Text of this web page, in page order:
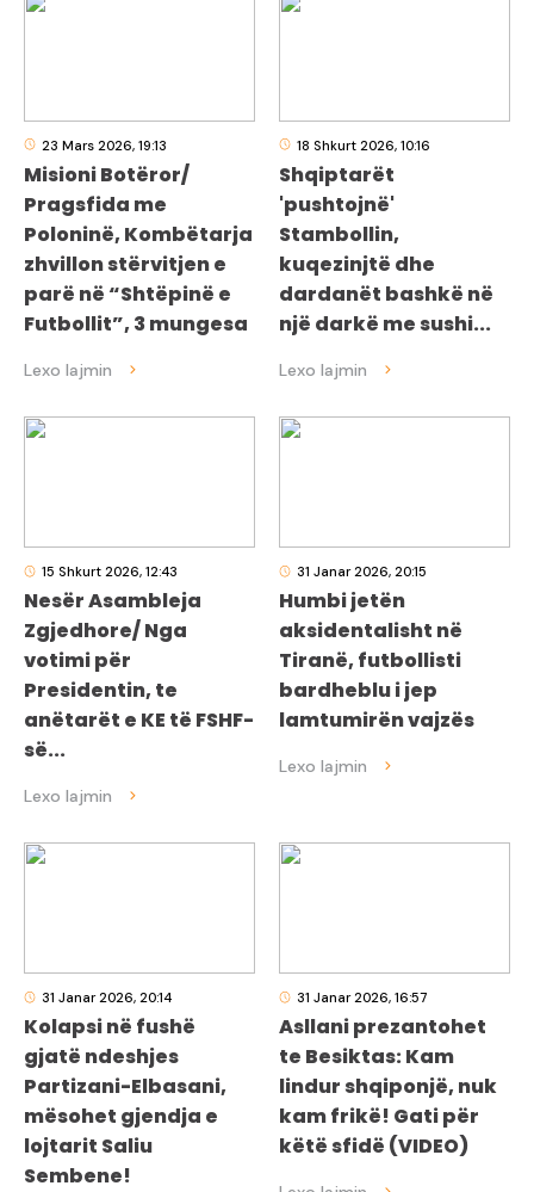
23 Mars 2026, 19:13
Misioni Botëror/
Pragsfida me
Poloninë, Kombëtarja
zhvillon stërvitjen e
parë në “Shtëpinë e
Futbollit”, 3 mungesa
18 Shkurt 2026, 10:16
Shqiptarët
'pushtojnë'
Stambollin,
kuqezinjtë dhe
dardanët bashkë në
një darkë me sushi...
15 Shkurt 2026, 12:43
Nesër Asambleja
Zgjedhore/ Nga
votimi për
Presidentin, te
anëtarët e KE të FSHF-
së...
31 Janar 2026, 20:15
Humbi jetën
aksidentalisht në
Tiranë, futbollisti
bardheblu i jep
lamtumirën vajzës
31 Janar 2026, 20:14
Kolapsi në fushë
gjatë ndeshjes
Partizani-Elbasani,
mësohet gjendja e
lojtarit Saliu
Sembene!
31 Janar 2026, 16:57
Asllani prezantohet
te Besiktas: Kam
lindur shqiponjë, nuk
kam frikë! Gati për
këtë sfidë (VIDEO)